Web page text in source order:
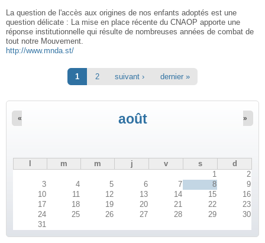
La question de l'accès aux origines de nos enfants adoptés est une
question délicate : La mise en place récente du CNAOP apporte une
réponse institutionnelle qui résulte de nombreuses années de combat de
tout notre Mouvement.
http://www.mnda.st/
1 2 suivant › dernier »
août
« »
m m j v s
d
1
2
3
4 5 6 7 8
9
10
11 12 13 14 15
16
17
18 19 20 21 22
23
24
25 26 27 28 29
30
31